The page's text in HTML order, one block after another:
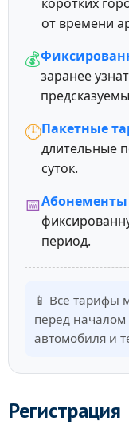
от времени
💰
заранее
🕒Пакетные
длительные
суток.
📅Абонементы
период.
📱 Все тарифы
перед началом
автомобиля и
Регистрация